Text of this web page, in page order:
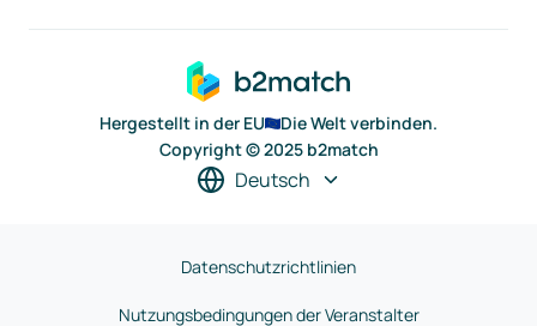
Hergestellt in der EU
Die Welt verbinden.
Copyright © 2025 b2match
Deutsch
Datenschutzrichtlinien
Nutzungsbedingungen der Veranstalter